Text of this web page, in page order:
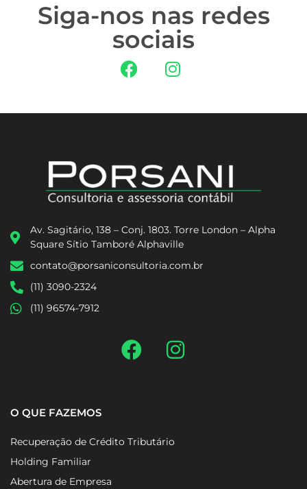
Siga-nos nas redes
sociais
Av. Sagitário, 138 – Conj. 1803. Torre London – Alpha
Square Sítio Tamboré Alphaville
contato@porsaniconsultoria.com.br
(11) 3090-2324
(11) 96574-7912
O QUE FAZEMOS
Recuperação de Crédito Tributário
Holding Familiar
Abertura de Empresa